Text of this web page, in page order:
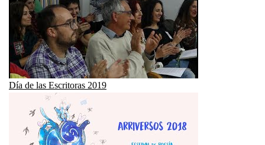
Día de las Escritoras 2019